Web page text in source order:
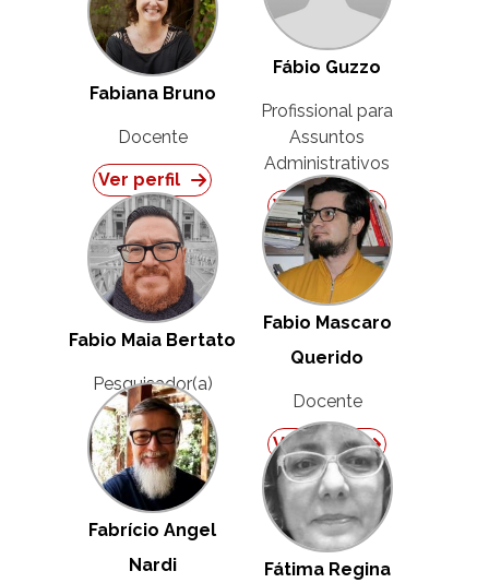
Fabiana Bruno
Docente
Ver perfil
Fábio Guzzo
Profissional para
Assuntos
Administrativos
Ver perfil
Fabio Maia Bertato
Pesquisador(a)
Ver perfil
Fabio Mascaro
Querido
Docente
Ver perfil
Fabrício Angel
Nardi
Fátima Regina